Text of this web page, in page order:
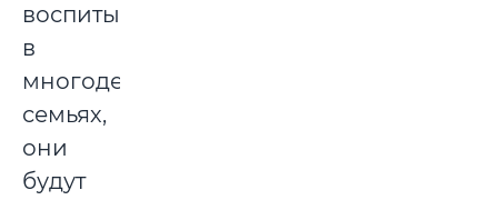
воспитываются
в
многодетных
семьях,
они
будут